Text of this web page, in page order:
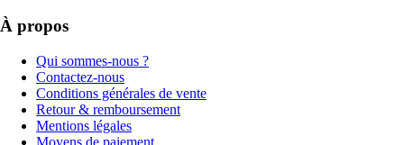
À propos
Qui sommes-nous ?
Contactez-nous
Conditions générales de vente
Retour & remboursement
Mentions légales
Moyens de paiement